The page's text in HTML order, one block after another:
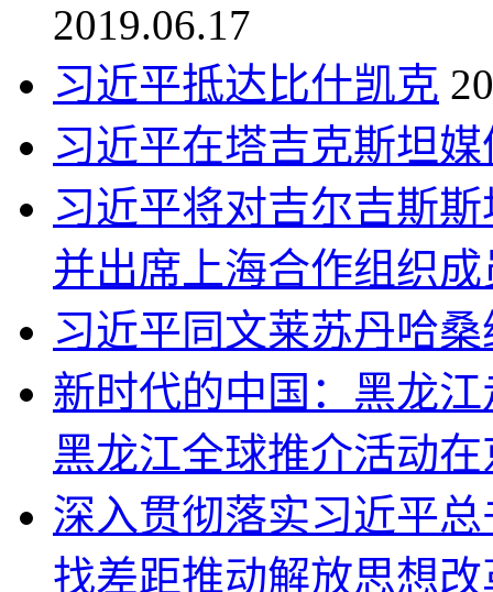
2019.06.17
习近平抵达比什凯克
习近平在塔吉克斯坦
习近平将对吉尔吉斯
并出席上海合作组织成
习近平同文莱苏丹哈
新时代的中国：黑龙
黑龙江全球推介活动在
深入贯彻落实习近平
找差距推动解放思想改